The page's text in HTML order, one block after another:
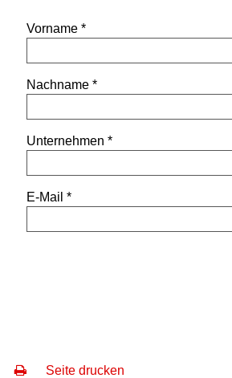
Vorname
Nachname
Unternehmen
E-Mail
Seite drucken